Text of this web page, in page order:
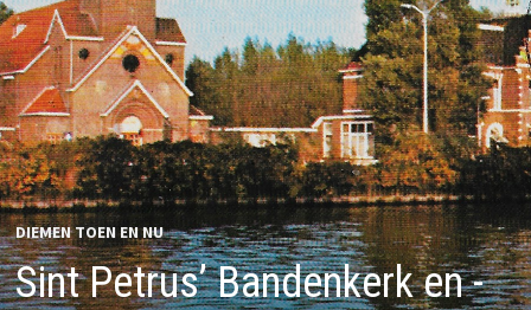
DIEMEN TOEN EN NU
Sint Petrus’ Bandenkerk en -